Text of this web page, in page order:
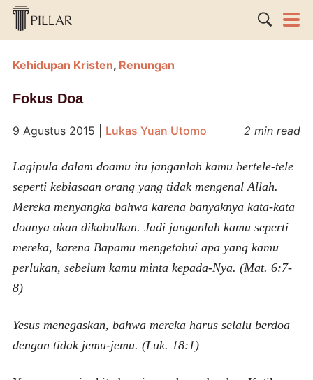
Kehidupan Kristen, Renungan
Fokus Doa
9 Agustus 2015 Lukas Yuan Utomo 2 min read
Lagipula dalam doamu itu janganlah kamu bertele-tele
seperti kebiasaan orang yang tidak mengenal Allah.
Mereka menyangka bahwa karena banyaknya kata-kata
doanya akan dikabulkan. Jadi janganlah kamu seperti
mereka, karena Bapamu mengetahui apa yang kamu
perlukan, sebelum kamu minta kepada-Nya. (Mat. 6:7-
8)
Yesus menegaskan, bahwa mereka harus selalu berdoa
dengan tidak jemu-jemu. (Luk. 18:1)